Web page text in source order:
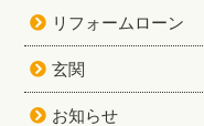
リフォームローン
玄関
お知らせ